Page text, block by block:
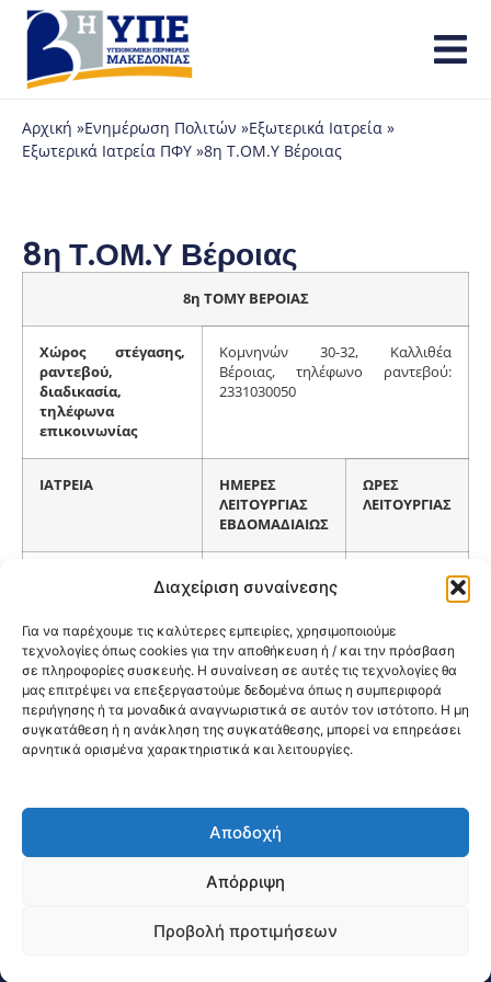
Διαχείριση συναίνεσης
Για να παρέχουμε τις καλύτερες εμπειρίες, χρησιμοποιούμε
τεχνολογίες όπως cookies για την αποθήκευση ή / και την πρόσβαση
σε πληροφορίες συσκευής. Η συναίνεση σε αυτές τις τεχνολογίες θα
μας επιτρέψει να επεξεργαστούμε δεδομένα όπως η συμπεριφορά
περιήγησης ή τα μοναδικά αναγνωριστικά σε αυτόν τον ιστότοπο. Η μη
συγκατάθεση ή η ανάκληση της συγκατάθεσης, μπορεί να επηρεάσει
αρνητικά ορισμένα χαρακτηριστικά και λειτουργίες.
Αποδοχή
Απόρριψη
Προβολή προτιμήσεων
Αρχική »Ενημέρωση Πολιτών »Εξωτερικά Ιατρεία »
Εξωτερικά Ιατρεία ΠΦΥ »8η Τ.ΟΜ.Υ Βέροιας
8η Τ.ΟΜ.Υ Βέροιας
8η ΤΟΜΥ ΒΕΡΟΙΑΣ
Χώρος στέγασης,
ραντεβού,
διαδικασία,
τηλέφωνα
επικοινωνίας
Κομνηνών 30-32, Καλλιθέα
Βέροιας, τηλέφωνο ραντεβού:
2331030050
ΙΑΤΡΕΙΑ
ΗΜΕΡΕΣ
ΛΕΙΤΟΥΡΓΙΑΣ
ΕΒΔΟΜΑΔΙΑΙΩΣ
ΩΡΕΣ
ΛΕΙΤΟΥΡΓΙΑΣ
2-3 ΦΟΡΕΣ
ΕΒΔΟΜΑΔΙΑΙΩΣ
ΠΑΙΔΙΑΤΡΙΚΟ
ΔΕ/ΤΡ/ΤΕ/ΠΕ/ΠΑ
ΜΕ ΡΑΝΤΕΒΟΥ
8:15-13:00
@2026 3ype.gr All rights reserved
Θεσσαλονίκη, ΕλλάδαΤηλ: +30 2311 226 200
00558 Website Visits: 1598280